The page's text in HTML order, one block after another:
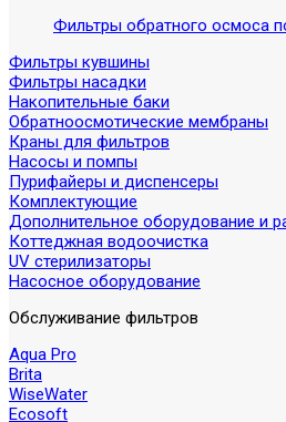
Фильтры обратного осмоса
Фильтры кувшины
Фильтры насадки
Накопительные баки
Обратноосмотические мембраны
Краны для фильтров
Насосы и помпы
Пурифайеры и диспенсеры
Комплектующие
Дополнительное оборудование и
Коттеджная водоочистка
UV стерилизаторы
Насосное оборудование
Обслуживание фильтров
Aqua Pro
Brita
WiseWater
Ecosoft